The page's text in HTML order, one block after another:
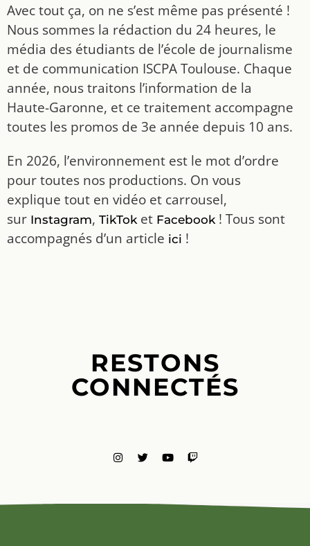
Avec tout ça, on ne s’est même pas présenté !
Nous sommes la rédaction du 24 heures, le
média des étudiants de l’école de journalisme
et de communication ISCPA Toulouse. Chaque
année, nous traitons l’information de la
Haute-Garonne, et ce traitement accompagne
toutes les promos de 3e année depuis 10 ans.
En 2026, l’environnement est le mot d’ordre
pour toutes nos productions. On vous
explique tout en vidéo et carrousel,
sur Instagram, TikToket Facebook! Tous sont
accompagnés d’un article ici !
RESTONS
CONNECTÉS